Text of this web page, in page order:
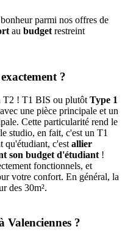
parmi nos offres de
au budget restreint
?
T2 ! T1 BIS ou plutôt Type 1
une pièce principale et un
Cette particularité rend le
studio, en fait, c'est un T1
qu'étudiant, c'est allier
son budget d'étudiant !
fonctionnels, et
votre confort. En général, la
des 30m².
?